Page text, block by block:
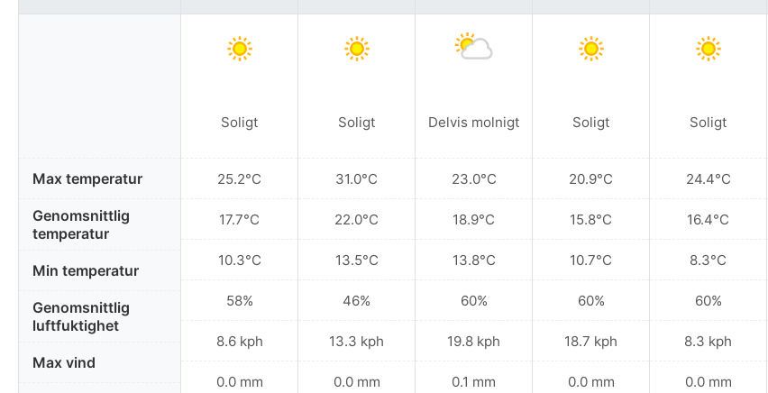
Max temperatur
Genomsnittlig
temperatur
Min temperatur
Genomsnittlig
luftfuktighet
Max vind
Soligt
25.2°C
17.7°C
10.3°C
58%
8.6 kph
0.0 mm
Soligt
31.0°C
22.0°C
13.5°C
46%
13.3 kph
0.0 mm
Delvis molnigt
23.0°C
18.9°C
13.8°C
60%
19.8 kph
0.1 mm
Soligt
20.9°C
15.8°C
10.7°C
60%
18.7 kph
0.0 mm
Soligt
24.4°C
16.4°C
8.3°C
60%
8.3 kph
0.0 mm